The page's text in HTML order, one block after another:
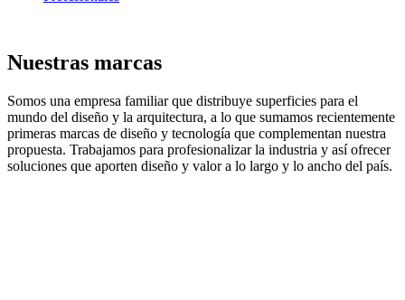
Nuestras marcas
Somos una empresa familiar que distribuye superficies para el
mundo del diseño y la arquitectura, a lo que sumamos recientemente
primeras marcas de diseño y tecnología que complementan nuestra
propuesta. Trabajamos para profesionalizar la industria y así ofrecer
soluciones que aporten diseño y valor a lo largo y lo ancho del país.